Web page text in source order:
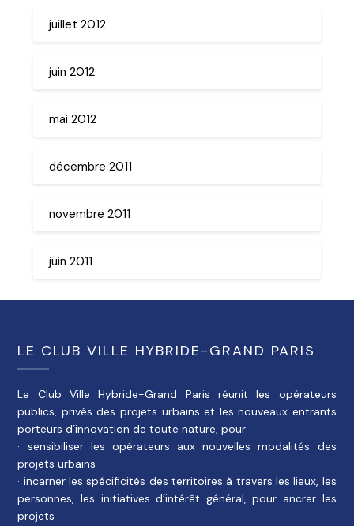
juillet 2012
juin 2012
mai 2012
décembre 2011
novembre 2011
juin 2011
LE CLUB VILLE HYBRIDE-GRAND PARIS
Le Club Ville Hybride-Grand Paris réunit les opérateurs
publics, privés des projets urbains et les nouveaux entrants
porteurs d’innovation de toute nature, pour :
· sensibiliser les opérateurs aux nouvelles modalités des
projets urbains
· incarner les spécificités des territoires à travers les lieux, les
personnes, les initiatives d’intérêt général, pour ancrer les
projets